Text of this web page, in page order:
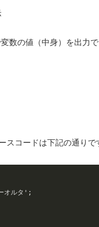
数の値（中身）を出力で
スコードは下記の通りで
オルタ';